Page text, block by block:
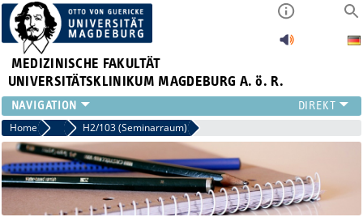
MEDIZINISCHE FAKULTÄT
UNIVERSITÄTSKLINIKUM MAGDEBURG A. ö. R.
INSTITUTE
KLINIKEN
ZENTRALE EINRICHTUNGEN
FORSCHUNG
Home Seminarräume
H2/103 (Seminarraum)